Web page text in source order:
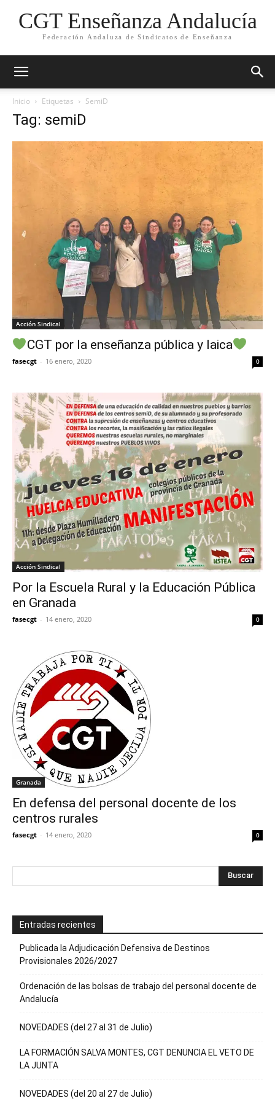
CGT Enseñanza Andalucía
Federación Andaluza de Sindicatos de Enseñanza
Inicio Etiquetas SemiD
Tag: semiD
Acción Sindical
CGT por la enseñanza pública y laica
fasecgt - 16 enero, 2020 0
Acción Sindical
Por la Escuela Rural y la Educación Pública
en Granada
fasecgt - 14 enero, 2020 0
Granada
En defensa del personal docente de los
centros rurales
fasecgt - 14 enero, 2020 0
Entradas recientes
Publicada la Adjudicación Defensiva de Destinos
Provisionales 2026/2027
Ordenación de las bolsas de trabajo del personal docente de
Andalucía
NOVEDADES (del 27 al 31 de Julio)
LA FORMACIÓN SALVA MONTES, CGT DENUNCIA EL VETO DE
LA JUNTA
NOVEDADES (del 20 al 27 de Julio)